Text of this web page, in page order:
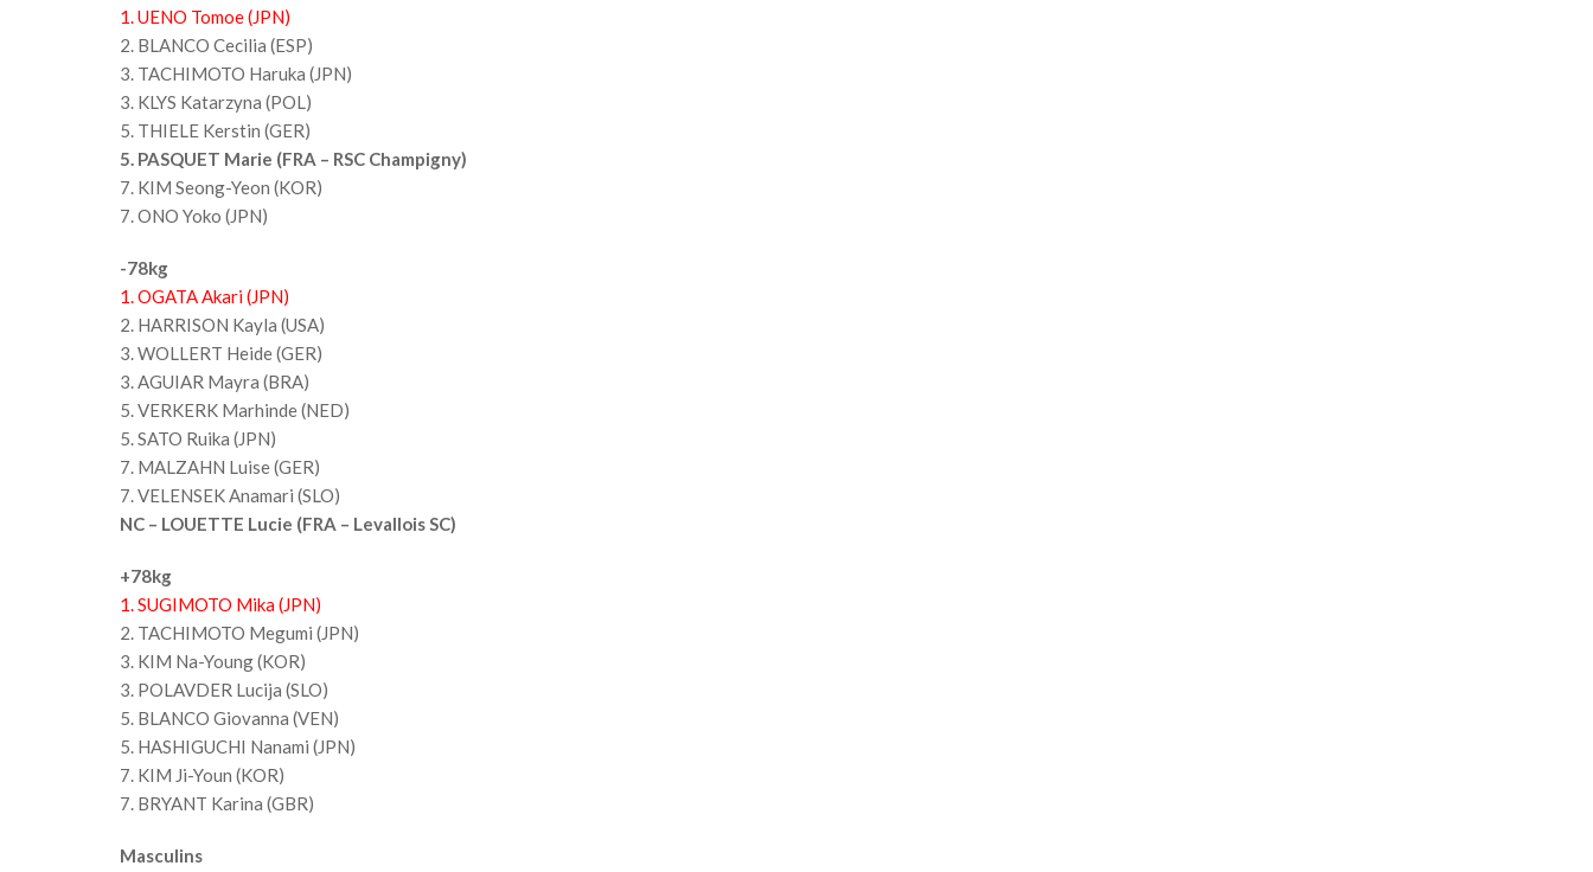
1. UENO Tomoe (JPN)
2. BLANCO Cecilia (ESP)
3. TACHIMOTO Haruka (JPN)
3. KLYS Katarzyna (POL)
5. THIELE Kerstin (GER)
5. PASQUET Marie (FRA – RSC Champigny)
7. KIM Seong-Yeon (KOR)
7. ONO Yoko (JPN)
-78kg
1. OGATA Akari (JPN)
2. HARRISON Kayla (USA)
3. WOLLERT Heide (GER)
3. AGUIAR Mayra (BRA)
5. VERKERK Marhinde (NED)
5. SATO Ruika (JPN)
7. MALZAHN Luise (GER)
7. VELENSEK Anamari (SLO)
NC – LOUETTE Lucie (FRA – Levallois SC)
+78kg
1. SUGIMOTO Mika (JPN)
2. TACHIMOTO Megumi (JPN)
3. KIM Na-Young (KOR)
3. POLAVDER Lucija (SLO)
5. BLANCO Giovanna (VEN)
5. HASHIGUCHI Nanami (JPN)
7. KIM Ji-Youn (KOR)
7. BRYANT Karina (GBR)
Masculins